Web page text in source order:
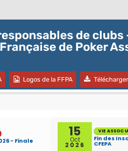
de clubs
de Poker
(Ouvre un nouvel onglet)
Logos de la FFPA(Ouvre un nouvel